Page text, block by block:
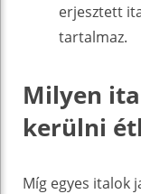
erjesztett
tartalmaz.
Milyen
kerülni
Míg egyes italok